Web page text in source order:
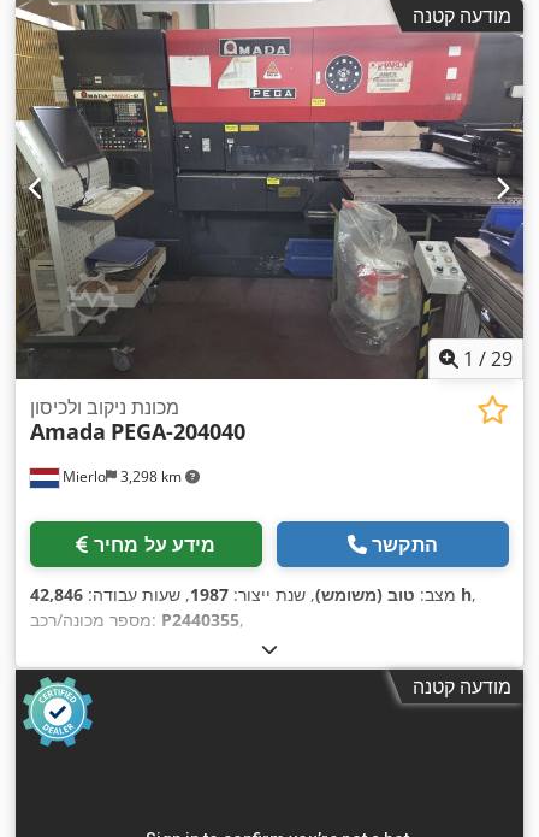
מודעה קטנה
1 /29
Mierlo 3,298 km
מכונת ניקוב ולכיסון
Amada PEGA-204040
מידע על מחיר התקשר
מצב: טוב (משומש), שנת ייצור: 1987, שעות עבודה: 42,846 h,
מספר מכונה/רכב: P2440355,
מודעה קטנה